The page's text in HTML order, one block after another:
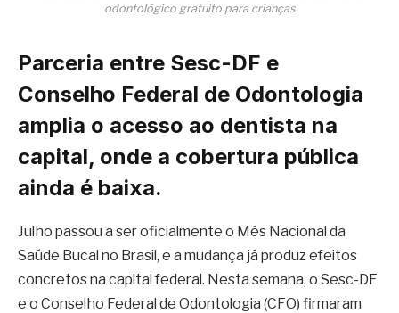
odontológico gratuito para crianças
Parceria entre Sesc-DF e
Conselho Federal de Odontologia
amplia o acesso ao dentista na
capital, onde a cobertura pública
ainda é baixa.
Julho passou a ser oficialmente o Mês Nacional da
Saúde Bucal no Brasil, e a mudança já produz efeitos
concretos na capital federal. Nesta semana, o Sesc-DF
e o Conselho Federal de Odontologia (CFO) firmaram